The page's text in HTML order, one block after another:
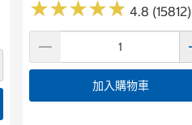
★★★★★
★★★★★ 4.8 (15812)
加入購物車